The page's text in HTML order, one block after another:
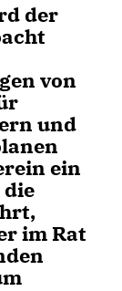
der
von
und
ein
im Rat